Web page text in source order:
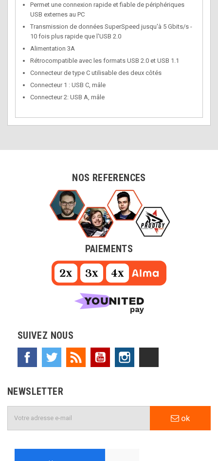
Permet une connexion rapide et fiable de périphériques
USB externes au PC
Transmission de données SuperSpeed jusqu'à 5 Gbits/s -
10 fois plus rapide que l'USB 2.0
Alimentation 3A
Rétrocompatible avec les formats USB 2.0 et USB 1.1
Connecteur de type C utilisable des deux côtés
Connecteur 1 : USB C, mâle
Connecteur 2: USB A, mâle
NOS REFERENCES
PAIEMENTS
SUIVEZ NOUS
Facebook Twitter Rss YouTube
NEWSLETTER
ok